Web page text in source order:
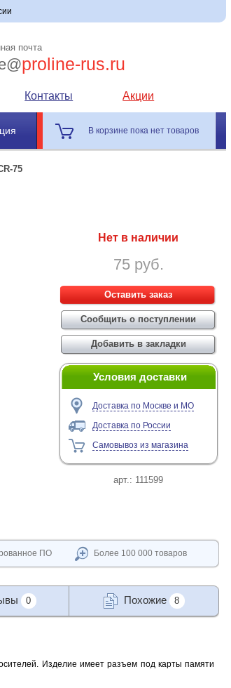
почта
proline-rus.ru
Контакты Акции
В корзине пока нет товаров
75
Нет в наличии
75 руб.
Условия доставки
Доставка по Москве и МО
Доставка по России
Самовывоз из магазина
арт.: 111599
ПО Более 100 000 товаров
0 Похожие 8
Изделие имеет разъем под карты памяти